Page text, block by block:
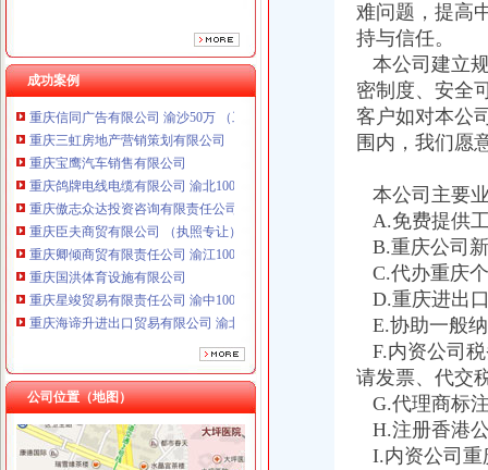
成功案例
重庆星竣贸易有限责任公司 渝中100万 （进出口权）
重庆海谛升进出口贸易有限公司 渝北100万 （进出口权）
重庆奕欣锦诚商贸有限公司 渝九50万 （工商注册）
重庆信同广告有限公司 渝沙50万 （工商注册）
重庆三虹房地产营销策划有限公司
重庆宝鹰汽车销售有限公司
重庆鸽牌电线电缆有限公司 渝北10010万 (进出口权)
重庆傲志众达投资咨询有限责任公司 渝九1000万 （增资）
重庆臣夫商贸有限公司 （执照专让）
重庆卿倾商贸有限责任公司 渝江100万 （工商注册）
重庆国洪体育设施有限公司
重庆星竣贸易有限责任公司 渝中100万 （进出口权）
重庆海谛升进出口贸易有限公司 渝北100万 （进出口权）
重庆奕欣锦诚商贸有限公司 渝九50万 （工商注册）
重庆信同广告有限公司 渝沙50万 （工商注册）
重庆三虹房地产营销策划有限公司
重庆宝鹰汽车销售有限公司
公司位置（地图）
难问题，提高
持与信任。
本公司建立
密制度、安全
客户如对本公
围内，我们愿
本公司主要
A.免费提供
B.重庆公司
C.代办重庆
D.重庆进出
E.协助一般
F.内资公司
请发票、代交
G.代理商标
H.注册香港
I.内资公司重